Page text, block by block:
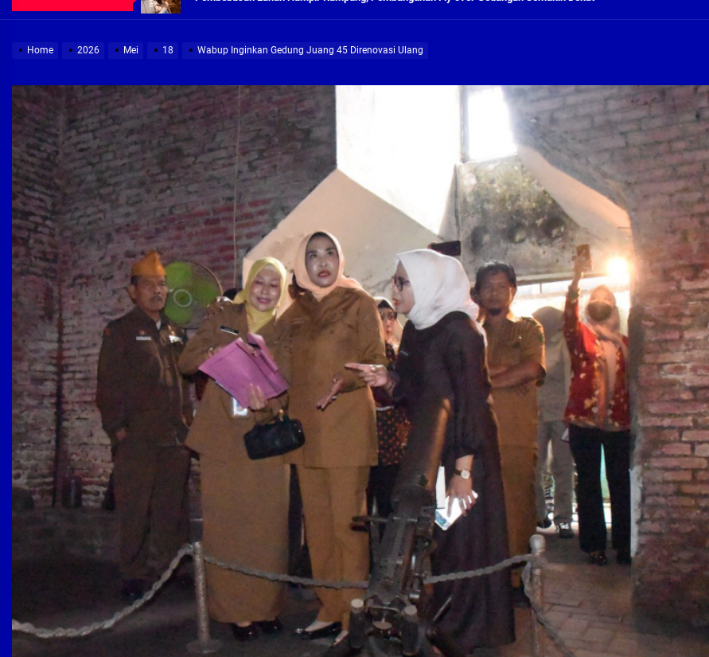
Peduli Warga Miskin, Bupati Sidoarjo Masif Jalankan Program Rehab RTLH
Pembebasan Lahan Hampir Rampung, Pembangunan Fly over Gedangan Semakin Dekat
Terima aduan warga, Komisi A cari solusi masalah warga Seketi dan Urangagung
Demi Jajaran Direksi Delta Tirta Yang Profesional Dan Kapabel, Komisi B Dua Kali Panggil Pansel Dan Minta Ada
Home 2026 Mei 18 Wabup Inginkan Gedung Juang 45 Direnovasi Ulang